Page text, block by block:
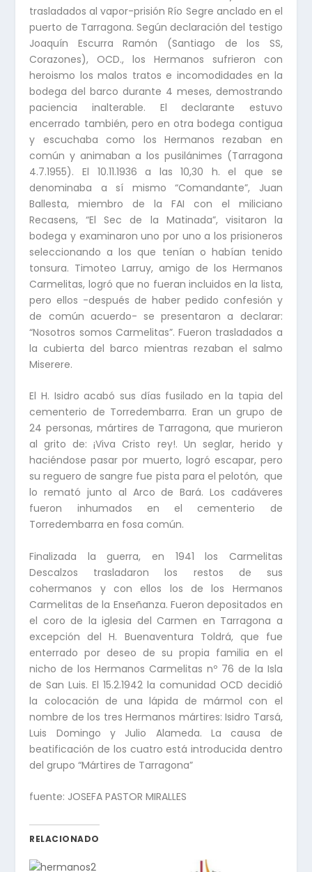
trasladados al vapor-prisión Río Segre anclado en el
puerto de Tarragona. Según declaración del testigo
Joaquín Escurra Ramón (Santiago de los SS,
Corazones), OCD., los Hermanos sufrieron con
heroismo los malos tratos e incomodidades en la
bodega del barco durante 4 meses, demostrando
paciencia inalterable. El declarante estuvo
encerrado también, pero en otra bodega contigua
y escuchaba como los Hermanos rezaban en
común y animaban a los pusilánimes (Tarragona
4.7.1955). El 10.11.1936 a las 10,30 h. el que se
denominaba a sí mismo “Comandante”, Juan
Ballesta, miembro de la FAI con el miliciano
Recasens, “El Sec de la Matinada”, visitaron la
bodega y examinaron uno por uno a los prisioneros
seleccionando a los que tenían o habían tenido
tonsura. Timoteo Larruy, amigo de los Hermanos
Carmelitas, logró que no fueran incluidos en la lista,
pero ellos -después de haber pedido confesión y
de común acuerdo- se presentaron a declarar:
“Nosotros somos Carmelitas”. Fueron trasladados a
la cubierta del barco mientras rezaban el salmo
Miserere.
El H. Isidro acabó sus días fusilado en la tapia del
cementerio de Torredembarra. Eran un grupo de
24 personas, mártires de Tarragona, que murieron
al grito de: ¡Viva Cristo rey!. Un seglar, herido y
haciéndose pasar por muerto, logró escapar, pero
su reguero de sangre fue pista para el pelotón, que
lo remató junto al Arco de Bará. Los cadáveres
fueron inhumados en el cementerio de
Torredembarra en fosa común.
Finalizada la guerra, en 1941 los Carmelitas
Descalzos trasladaron los restos de sus
cohermanos y con ellos los de los Hermanos
Carmelitas de la Enseñanza. Fueron depositados en
el coro de la iglesia del Carmen en Tarragona a
excepción del H. Buenaventura Toldrá, que fue
enterrado por deseo de su propia familia en el
nicho de los Hermanos Carmelitas nº 76 de la Isla
de San Luis. El 15.2.1942 la comunidad OCD decidió
la colocación de una lápida de mármol con el
nombre de los tres Hermanos mártires: Isidro Tarsá,
Luis Domingo y Julio Alameda. La causa de
beatificación de los cuatro está introducida dentro
del grupo “Mártires de Tarragona”
fuente: JOSEFA PASTOR MIRALLES
RELACIONADO